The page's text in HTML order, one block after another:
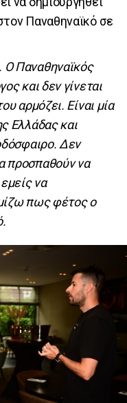
Παναθηναϊκό σε
Ο Παναθηναϊκός
και δεν γίνεται
αρμόζει. Είναι μία
Ελλάδας και
Δεν
προσπαθούν να
να
πως φέτος ο